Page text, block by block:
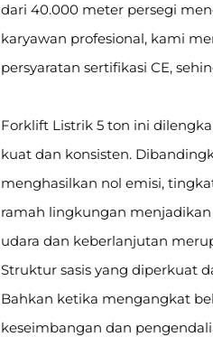
dari 40.000 meter persegi
karyawan profesional, kami
persyaratan sertifikasi CE,
Forklift Listrik 5 ton ini
kuat dan konsisten.
menghasilkan nol emisi,
ramah lingkungan
udara dan keberlanjutan
Struktur sasis yang diperkuat
Bahkan ketika mengangkat
keseimbangan dan